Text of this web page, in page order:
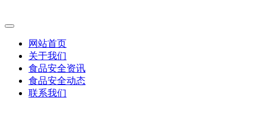
网站首页
关于我们
食品安全资讯
食品安全动态
联系我们